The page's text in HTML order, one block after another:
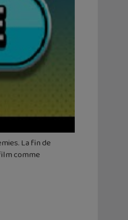
La fin de
comme